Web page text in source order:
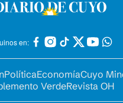
en:
PolíticaEconomíaCuyo
VerdeRevista OH